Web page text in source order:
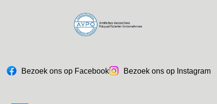
Bezoek ons op Facebook Bezoek ons op Instagram